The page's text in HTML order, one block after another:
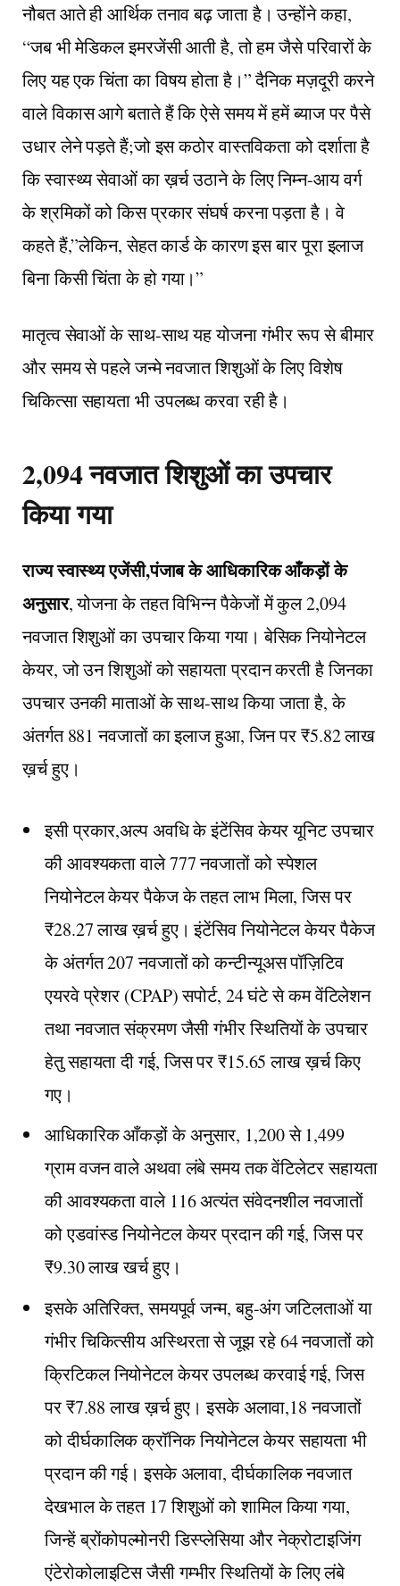
नौबत आते ही आर्थिक तनाव बढ़ जाता है। उन्होंने कहा,
“जब भी मेडिकल इमरजेंसी आती है, तो हम जैसे परिवारों के
लिए यह एक चिंता का विषय होता है।” दैनिक मज़दूरी करने
वाले विकास आगे बताते हैं कि ऐसे समय में हमें ब्याज पर पैसे
उधार लेने पड़ते हैं;जो इस कठोर वास्तविकता को दर्शाता है
कि स्वास्थ्य सेवाओं का ख़र्च उठाने के लिए निम्न-आय वर्ग
के श्रमिकों को किस प्रकार संघर्ष करना पड़ता है। वे
कहते हैं,”लेकिन, सेहत कार्ड के कारण इस बार पूरा इलाज
बिना किसी चिंता के हो गया।”
मातृत्व सेवाओं के साथ-साथ यह योजना गंभीर रूप से बीमार
और समय से पहले जन्मे नवजात शिशुओं के लिए विशेष
चिकित्सा सहायता भी उपलब्ध करवा रही है।
2,094 नवजात शिशुओं का उपचार
किया गया
राज्य स्वास्थ्य एजेंसी,पंजाब के आधिकारिक आँकड़ों के
अनुसार, योजना के तहत विभिन्न पैकेजों में कुल 2,094
नवजात शिशुओं का उपचार किया गया। बेसिक नियोनेटल
केयर, जो उन शिशुओं को सहायता प्रदान करती है जिनका
उपचार उनकी माताओं के साथ-साथ किया जाता है, के
अंतर्गत 881 नवजातों का इलाज हुआ, जिन पर ₹5.82 लाख
ख़र्च हुए।
इसी प्रकार,अल्प अवधि के इंटेंसिव केयर यूनिट उपचार
की आवश्यकता वाले 777 नवजातों को स्पेशल
नियोनेटल केयर पैकेज के तहत लाभ मिला, जिस पर
₹28.27 लाख ख़र्च हुए। इंटेंसिव नियोनेटल केयर पैकेज
के अंतर्गत 207 नवजातों को कन्टीन्यूअस पॉज़िटिव
एयरवे प्रेशर (CPAP) सपोर्ट, 24 घंटे से कम वेंटिलेशन
तथा नवजात संक्रमण जैसी गंभीर स्थितियों के उपचार
हेतु सहायता दी गई, जिस पर ₹15.65 लाख ख़र्च किए
गए।
आधिकारिक आँकड़ों के अनुसार, 1,200 से 1,499
ग्राम वजन वाले अथवा लंबे समय तक वेंटिलेटर सहायता
की आवश्यकता वाले 116 अत्यंत संवेदनशील नवजातों
को एडवांस्ड नियोनेटल केयर प्रदान की गई, जिस पर
₹9.30 लाख खर्च हुए।
इसके अतिरिक्त, समयपूर्व जन्म, बहु-अंग जटिलताओं या
गंभीर चिकित्सीय अस्थिरता से जूझ रहे 64 नवजातों को
क्रिटिकल नियोनेटल केयर उपलब्ध करवाई गई, जिस
पर ₹7.88 लाख ख़र्च हुए। इसके अलावा,18 नवजातों
को दीर्घकालिक क्रॉनिक नियोनेटल केयर सहायता भी
प्रदान की गई। इसके अलावा, दीर्घकालिक नवजात
देखभाल के तहत 17 शिशुओं को शामिल किया गया,
जिन्हें ब्रोंकोपल्मोनरी डिस्प्लेसिया और नेक्रोटाइजिंग
एंटेरोकोलाइटिस जैसी गम्भीर स्थितियों के लिए लंबे